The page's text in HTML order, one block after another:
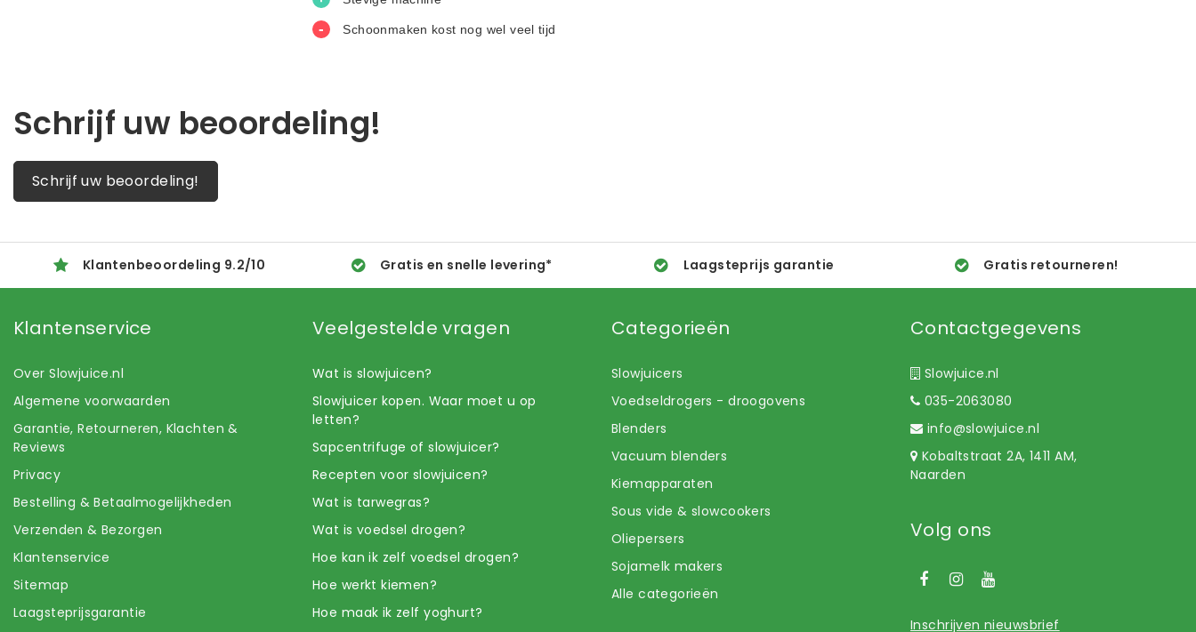
Schrijf uw beoordeling!
Schrijf uw beoordeling!
Klantenbeoordeling 9.2/10 Gratis en snelle levering* Laagsteprijs garantie Gratis retourneren!
Klantenservice
Over Slowjuice.nl
Algemene voorwaarden
Garantie, Retourneren, Klachten &
Reviews
Privacy
Bestelling & Betaalmogelijkheden
Verzenden & Bezorgen
Klantenservice
Sitemap
Laagsteprijsgarantie
Veelgestelde vragen
Wat is slowjuicen?
Slowjuicer kopen. Waar moet u op
letten?
Sapcentrifuge of slowjuicer?
Recepten voor slowjuicen?
Wat is tarwegras?
Wat is voedsel drogen?
Hoe kan ik zelf voedsel drogen?
Hoe werkt kiemen?
Hoe maak ik zelf yoghurt?
Categorieën
Slowjuicers
Voedseldrogers - droogovens
Blenders
Vacuum blenders
Kiemapparaten
Sous vide & slowcookers
Oliepersers
Sojamelk makers
Alle categorieën
Contactgegevens
Slowjuice.nl
035-2063080
info@slowjuice.nl
Kobaltstraat 2A, 1411 AM,
Naarden
Volg ons
Inschrijven nieuwsbrief